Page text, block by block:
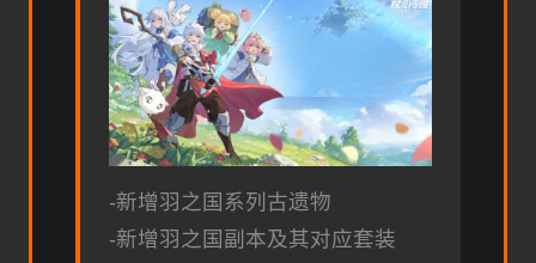
-新增羽之国系列古遗物
-新增羽之国副本及其对应套装